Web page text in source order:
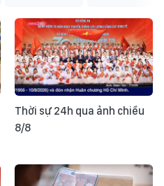
Thời sự 24h qua ảnh chiều
8/8